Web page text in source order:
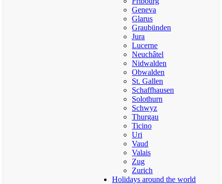
Geneva
Glarus
Graubünden
Jura
Lucerne
Neuchâtel
Nidwalden
Obwalden
St. Gallen
Schaffhausen
Solothurn
Schwyz
Thurgau
Ticino
Uri
Vaud
Valais
Zug
Zurich
Holidays around the world